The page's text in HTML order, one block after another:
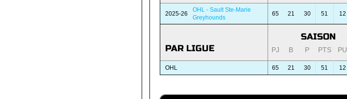
2025-26
OHL - Sault Ste-Marie
Greyhounds
65 21 30 51 12
PAR LIGUE
SAISON
PJ B P PTS PU
OHL 65 21 30 51 12